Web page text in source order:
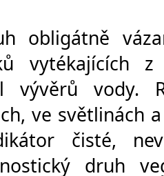
obligátně
vytékajících
vývěrů vody.
ve světlinách
čisté,
druh